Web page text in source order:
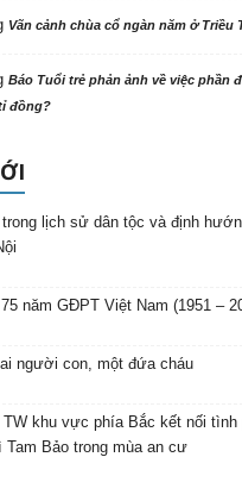
Vãn cảnh chùa cổ ngàn năm ở Triều
Báo Tuổi trẻ phản ảnh về việc phần
đồng?
trong lịch sử dân tộc và định
năm GĐPT Việt Nam (1951 –
người con, một đứa cháu
TW khu vực phía Bắc kết nối
Bảo trong mùa an cư